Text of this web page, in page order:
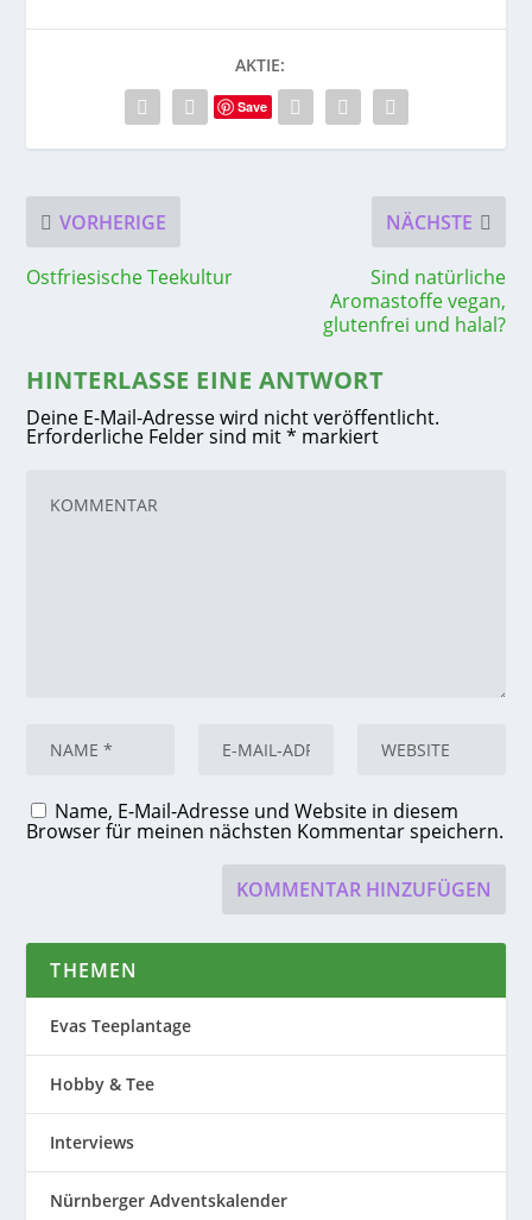
AKTIE:
Save
VORHERIGE
Ostfriesische Teekultur
NÄCHSTE
Sind natürliche
Aromastoffe vegan,
glutenfrei und halal?
HINTERLASSE EINE ANTWORT
Deine E-Mail-Adresse wird nicht veröffentlicht.
Erforderliche Felder sind mit* markiert
Name, E-Mail-Adresse und Website in diesem
Browser für meinen nächsten Kommentar speichern.
THEMEN
Evas Teeplantage
Hobby & Tee
Interviews
Nürnberger Adventskalender